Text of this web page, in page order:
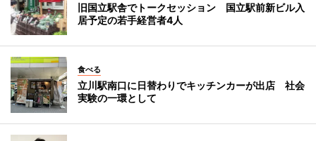
旧国立駅舎でトークセッション 国立駅前新ビル入
居予定の若手経営者4人
食べる
立川駅南口に日替わりでキッチンカーが出店 社会
実験の一環として